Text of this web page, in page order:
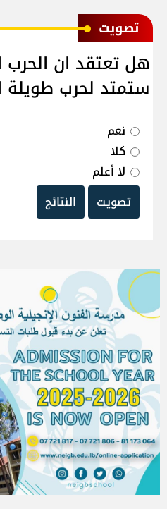
ﺗﺼﻮﻳﺖ
هل تعتقد ان الحرب
ستمتد لحرب طويلة
نعم
كلا
لا أعلم
تصويت
النتائج